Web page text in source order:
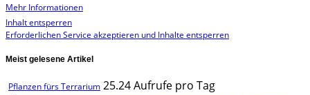
Mehr Informationen
Inhalt entsperren
Erforderlichen Service akzeptieren und Inhalte entsperren
Meist gelesene Artikel
Pflanzen fürs Terrarium 25.24 Aufrufe pro Tag